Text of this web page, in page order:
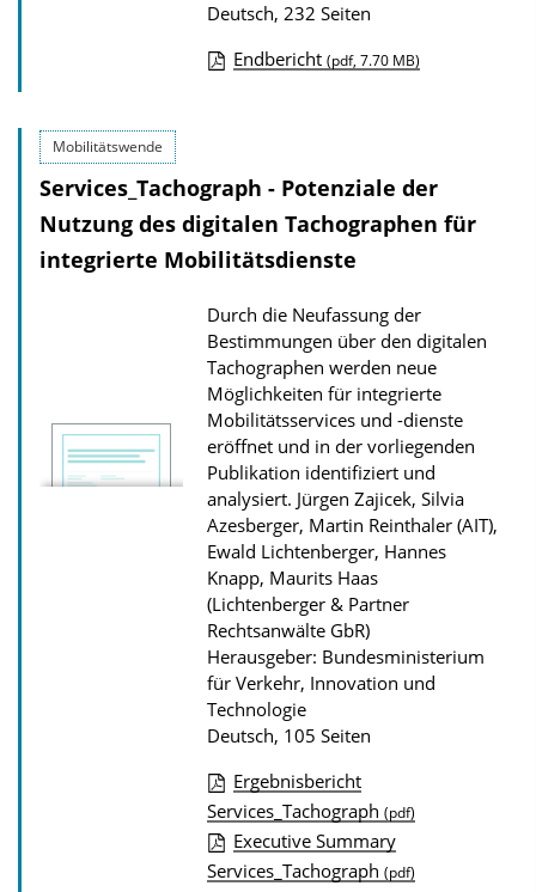
Deutsch, 232 Seiten
n
l
o
d
s
z
u
r
P
u
b
l
i
k
a
t
o
n
Endbericht (pdf, 7.70 MB)
Mobilitätswende
Services_Tachograph - Potenziale der
Nutzung des digitalen Tachographen für
integrierte Mobilitätsdienste
Durch die Neufassung der
Bestimmungen über den digitalen
Tachographen werden neue
Möglichkeiten für integrierte
Mobilitätsservices und -dienste
eröffnet und in der vorliegenden
Publikation identifiziert und
analysiert. Jürgen Zajicek, Silvia
Azesberger, Martin Reinthaler (AIT),
Ewald Lichtenberger, Hannes
Knapp, Maurits Haas
(Lichtenberger & Partner
Rechtsanwälte GbR)
Herausgeber: Bundesministerium
für Verkehr, Innovation und
Technologie
Deutsch, 105 Seiten
D
o
w
Ergebnisbericht
Services_Tachograph (pdf)
Executive Summary
Services_Tachograph (pdf)